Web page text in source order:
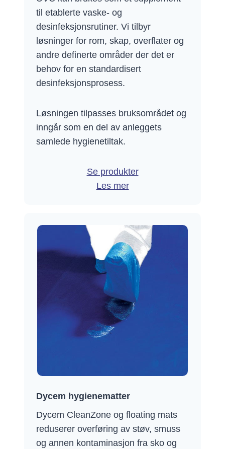
til etablerte vaske- og
desinfeksjonsrutiner. Vi tilbyr
løsninger for rom, skap, overflater og
andre definerte områder der det er
behov for en standardisert
desinfeksjonsprosess.
Løsningen tilpasses bruksområdet og
inngår som en del av anleggets
samlede hygienetiltak.
Se produkter
Les mer
Dycem hygienematter
Dycem CleanZone og floating mats
reduserer overføring av støv, smuss
og annen kontaminasjon fra sko og